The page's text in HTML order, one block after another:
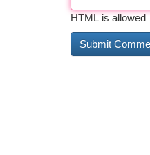
HTML is allowed